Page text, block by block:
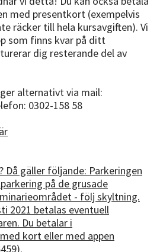
med presentkort (exempelvis
räcker till hela kursavgiften). Vi
som finns kvar på ditt
dig resterande del av
alternativt via mail:
0302-158 58
Då gäller följande: Parkeringen
på de grusade
- följ skyltning.
2021 betalas eventuell
Du betalar i
kort eller med appen